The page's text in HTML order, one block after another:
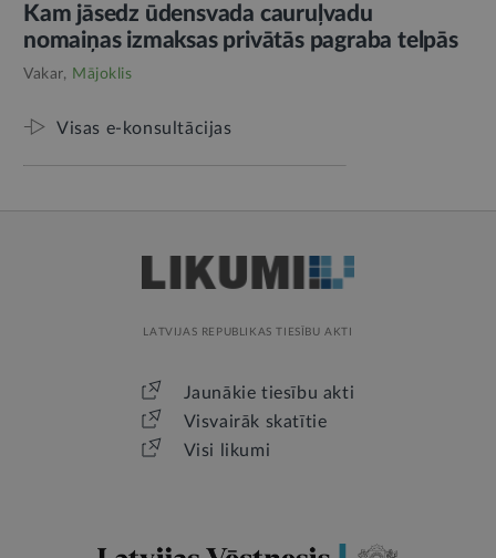
Kam jāsedz ūdensvada cauruļvadu
nomaiņas izmaksas privātās pagraba telpās
Vakar, Mājoklis
Visas e-konsultācijas
LATVIJAS REPUBLIKAS TIESĪBU AKTI
Jaunākie tiesību akti
Visvairāk skatītie
Visi likumi